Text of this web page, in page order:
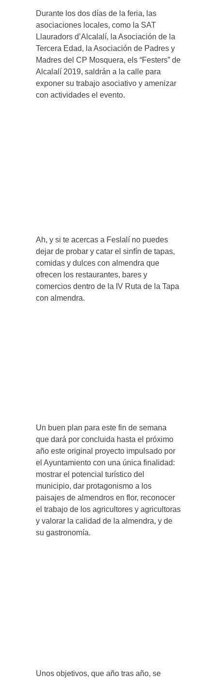
Durante los dos días de la feria, las
asociaciones locales, como la SAT
Llauradors d’Alcalalí, la Asociación de la
Tercera Edad, la Asociación de Padres y
Madres del CP Mosquera, els “Festers” de
Alcalalí 2019, saldrán a la calle para
exponer su trabajo asociativo y amenizar
con actividades el evento.
Ah, y si te acercas a Feslalí no puedes
dejar de probar y catar el sinfín de tapas,
comidas y dulces con almendra que
ofrecen los restaurantes, bares y
comercios dentro de la IV Ruta de la Tapa
con almendra.
Un buen plan para este fin de semana
que dará por concluida hasta el próximo
año este original proyecto impulsado por
el Ayuntamiento con una única finalidad:
mostrar el potencial turístico del
municipio, dar protagonismo a los
paisajes de almendros en flor, reconocer
el trabajo de los agricultores y agricultoras
y valorar la calidad de la almendra, y de
su gastronomía.
Unos objetivos, que año tras año, se